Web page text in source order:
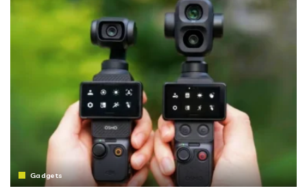
Gadgets